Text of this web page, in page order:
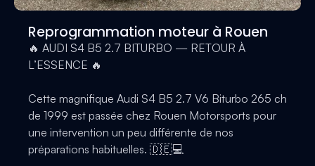
Reprogrammation moteur à Rouen
🔥 AUDI S4 B5 2.7 BITURBO — RETOUR À
L’ESSENCE 🔥
Cette magnifique Audi S4 B5 2.7 V6 Biturbo 265 ch
de 1999 est passée chez Rouen Motorsports pour
une intervention un peu différente de nos
préparations habituelles. 🇩🇪💻